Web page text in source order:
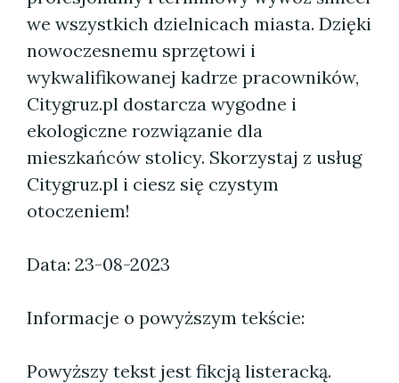
we wszystkich dzielnicach miasta. Dzięki
nowoczesnemu sprzętowi i
wykwalifikowanej kadrze pracowników,
Citygruz.pl dostarcza wygodne i
ekologiczne rozwiązanie dla
mieszkańców stolicy. Skorzystaj z usług
Citygruz.pl i ciesz się czystym
otoczeniem!
Data: 23-08-2023
Informacje o powyższym tekście:
Powyższy tekst jest fikcją listeracką.